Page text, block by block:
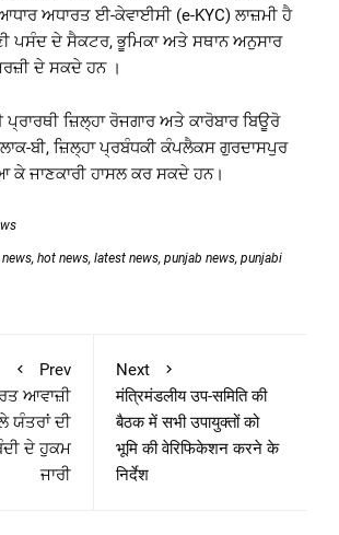
ਅਧਾਰਤ ਈ-ਕੇਵਾਈਸੀ (e-KYC) ਲਾਜ਼ਮੀ ਹੈ
ਪਸੰਦ ਦੇ ਸੈਕਟਰ, ਭੂਮਿਕਾ ਅਤੇ ਸਥਾਨ ਅਨੁਸਾਰ
ਦੇ ਸਕਦੇ ਹਨ ।
ਜ਼ਿਲ੍ਹਾ ਰੋਜਗਾਰ ਅਤੇ ਕਾਰੋਬਾਰ ਬਿਊਰੋ
ਬੀ, ਜ਼ਿਲ੍ਹਾ ਪ੍ਰਬੰਧਕੀ ਕੰਪਲੈਕਸ ਗੁਰਦਾਸਪੁਰ
ਕੇ ਜਾਣਕਾਰੀ ਹਾਸਲ ਕਰ ਸਕਦੇ ਹਨ।
, hot news, latest news, punjab news, punjabi
Prev
ਆਵਾਜ਼ੀ
ਯੰਤਰਾਂ ਦੀ
ਦੇ ਹੁਕਮ
ਜਾਰੀ
Next
मंत्रिमंडलीय उप-समिति की
बैठक में सभी उपायुक्तों को
भूमि की वेरिफिकेशन करने के
निर्देश